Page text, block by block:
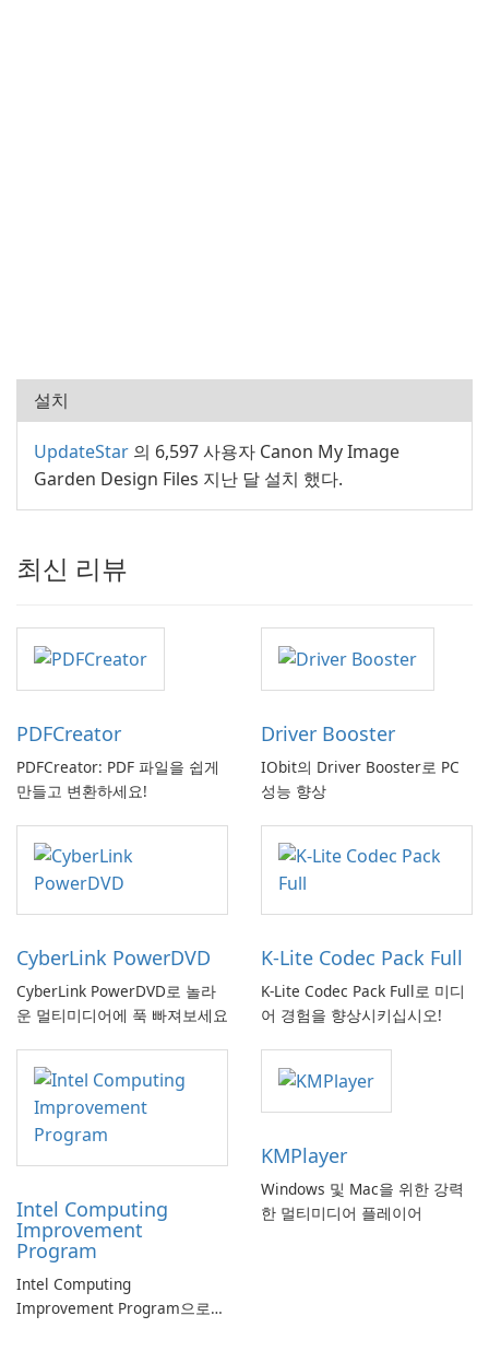
설치
UpdateStar 의 6,597 사용자 Canon My Image
Garden Design Files 지난 달 설치 했다.
최신 리뷰
PDFCreator
PDFCreator: PDF 파일을 쉽게
만들고 변환하세요!
Driver Booster
IObit의 Driver Booster로 PC
성능 향상
CyberLink PowerDVD
CyberLink PowerDVD로 놀라
운 멀티미디어에 푹 빠져보세요
K-Lite Codec Pack Full
K-Lite Codec Pack Full로 미디
어 경험을 향상시키십시오!
Intel Computing
Improvement
Program
Intel Computing
Improvement Program으로
KMPlayer
Windows 및 Mac을 위한 강력
한 멀티미디어 플레이어